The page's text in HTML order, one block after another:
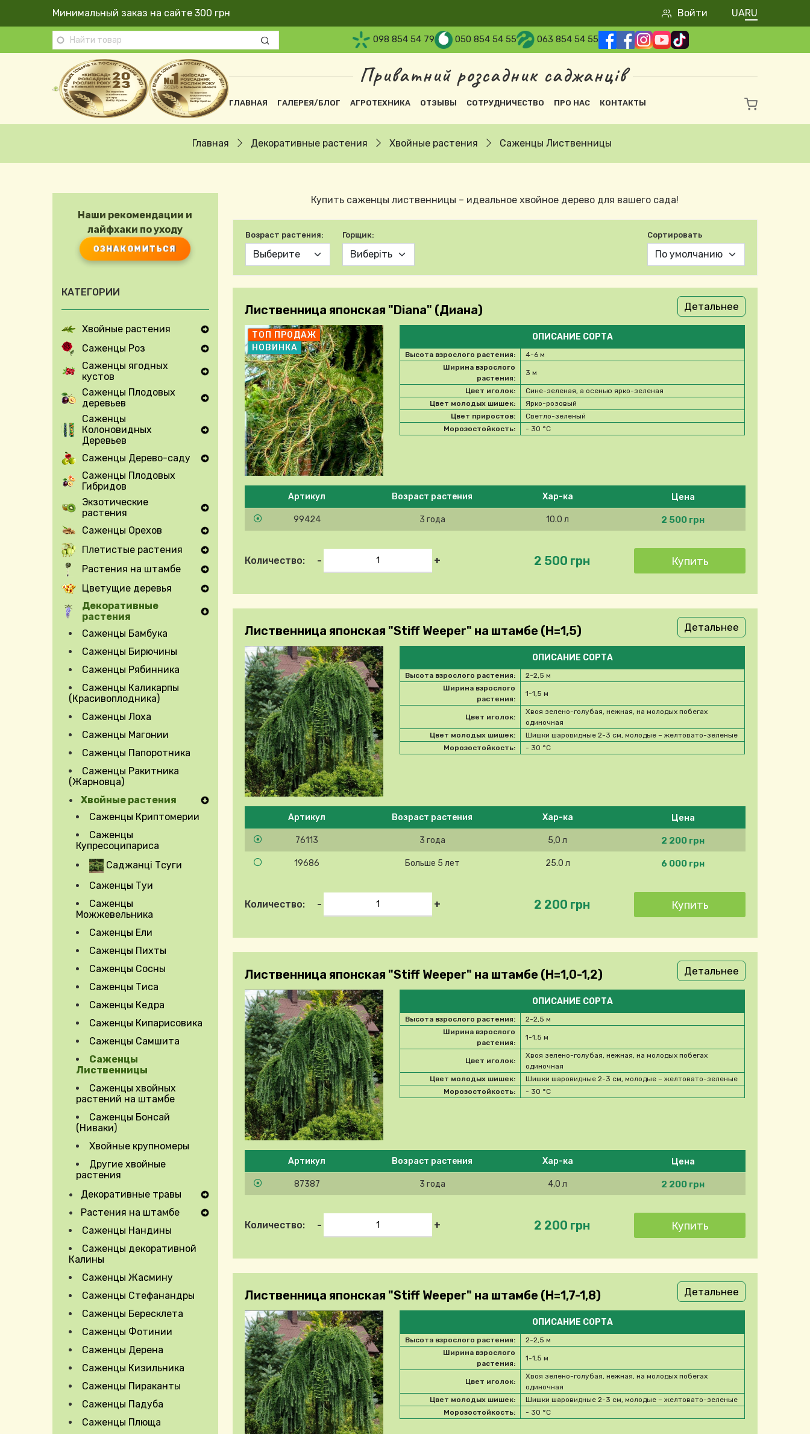
Перейти к основному содержанию
Минимальный заказ на сайте 300 грн User account
Войти UARU
098 854 54 79 050 854 54 55 063 854 54 55
Приватний розсадник саджанців
Основна навіґація
ГЛАВНАЯ ГАЛЕРЕЯ/БЛОГ АГРОТЕХНИКА ОТЗЫВЫ СОТРУДНИЧЕСТВО ПРО НАС КОНТАКТЫ
Строка навигации
Главная Декоративные растения Хвойные растения Саженцы Лиственницы
Наши рекомендации и
лайфхаки по уходу
ОЗНАКОМИТЬСЯ
КАТЕГОРИИ
Хвойные растения
Expand Secondary Navigation Menu
Саженцы Роз
Expand Secondary Navigation Menu
Саженцы ягодных
кустов
Expand Secondary Navigation Menu
Саженцы Плодовых
деревьев
Expand Secondary Navigation Menu
Саженцы
Колоновидных
Деревьев
Expand Secondary Navigation Menu
Саженцы Дерево-саду
Expand Secondary Navigation Menu
Саженцы Плодовых
Гибридов
Экзотические
растения
Expand Secondary Navigation Menu
Саженцы Орехов
Expand Secondary Navigation Menu
Плетистые растения
Expand Secondary Navigation Menu
Растения на штамбе
Expand Secondary Navigation Menu
Цветущие деревья
Expand Secondary Navigation Menu
Декоративные
растения
Expand Secondary Navigation Menu
Саженцы Бамбука
Саженцы Бирючины
Саженцы Рябинника
Саженцы Каликарпы
(Красивоплодника)
Саженцы Лоха
Саженцы Магонии
Саженцы Папоротника
Саженцы Ракитника
(Жарновца)
Хвойные растения
Expand Secondary Navigation Menu
Саженцы Криптомерии
Саженцы
Купресоципариса
Саджанці Тсуги
Саженцы Туи
Саженцы
Можжевельника
Саженцы Ели
Саженцы Пихты
Саженцы Сосны
Саженцы Тиса
Саженцы Кедра
Саженцы Кипарисовика
Саженцы Самшита
Саженцы
Лиственницы
Саженцы хвойных
растений на штамбе
Саженцы Бонсай
(Ниваки)
Хвойные крупномеры
Другие хвойные
растения
Декоративные травы
Expand Secondary Navigation Menu
Растения на штамбе
Expand Secondary Navigation Menu
Саженцы Нандины
Саженцы декоративной
Калины
Саженцы Жасмину
Саженцы Стефанандры
Саженцы Бересклета
Саженцы Фотинии
Саженцы Дерена
Саженцы Кизильника
Саженцы Пираканты
Саженцы Падуба
Саженцы Плюща
Купить саженцы лиственницы – идеальное хвойное дерево для вашего сада!
Возраст растения: Горщик: Сортировать
Лиственница японская "Diana" (Диана) Детальнее
ТОП ПРОДАЖ
НОВИНКА
ОПИСАНИЕ СОРТА
Высота взрослого растения:
4-6 м
Ширина взрослого
растения:
3 м
Цвет иголок:
Сине-зеленая, а осенью ярко-зеленая
Цвет молодых шишек:
Ярко-розовый
Цвет приростов:
Светло-зеленый
Морозостойкость:
- 30 °C
Please select product
Артикул Возраст растения Хар-ка Цена
99424 3 года 10.0 л 2 500 грн
Количество: - + 2 500 грн
Лиственница японская "Stiff Weeper" на штамбе (H=1,5) Детальнее
ОПИСАНИЕ СОРТА
Высота взрослого растения:
2-2,5 м
Ширина взрослого
растения:
1-1,5 м
Цвет иголок:
Хвоя зелено-голубая, нежная, на молодых побегах
одиночная
Цвет молодых шишек:
Шишки шаровидные 2-3 см, молодые – желтовато-зеленые
Морозостойкость:
- 30 °C
Please select product
Артикул Возраст растения Хар-ка Цена
76113 3 года 5,0 л 2 200 грн
19686 Больше 5 лет 25.0 л 6 000 грн
Количество: - + 2 200 грн
Лиственница японская "Stiff Weeper" на штамбе (H=1,0-1,2) Детальнее
ОПИСАНИЕ СОРТА
Высота взрослого растения:
2-2,5 м
Ширина взрослого
растения:
1-1,5 м
Цвет иголок:
Хвоя зелено-голубая, нежная, на молодых побегах
одиночная
Цвет молодых шишек:
Шишки шаровидные 2-3 см, молодые – желтовато-зеленые
Морозостойкость:
- 30 °C
Please select product
Артикул Возраст растения Хар-ка Цена
87387 3 года 4,0 л 2 200 грн
Количество: - + 2 200 грн
Лиственница японская "Stiff Weeper" на штамбе (H=1,7-1,8) Детальнее
ОПИСАНИЕ СОРТА
Высота взрослого растения:
2-2,5 м
Ширина взрослого
растения:
1-1,5 м
Цвет иголок:
Хвоя зелено-голубая, нежная, на молодых побегах
одиночная
Цвет молодых шишек:
Шишки шаровидные 2-3 см, молодые – желтовато-зеленые
Морозостойкость:
- 30 °C